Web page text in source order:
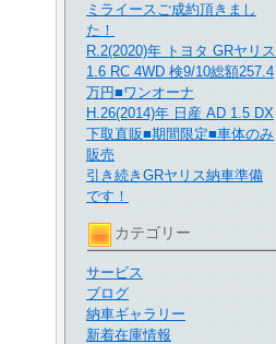
ミライースご成約頂きまし
た！
R.2(2020)年 トヨタ GRヤリス
1.6 RC 4WD 検9/10総額257.4
万円■ワンオーナ
H.26(2014)年 日産 AD 1.5 DX
下取直販■期間限定■車体のみ
販売
引き続きGRヤリス納車準備
です！
カテゴリー
サービス
ブログ
納車ギャラリー
新着在庫情報